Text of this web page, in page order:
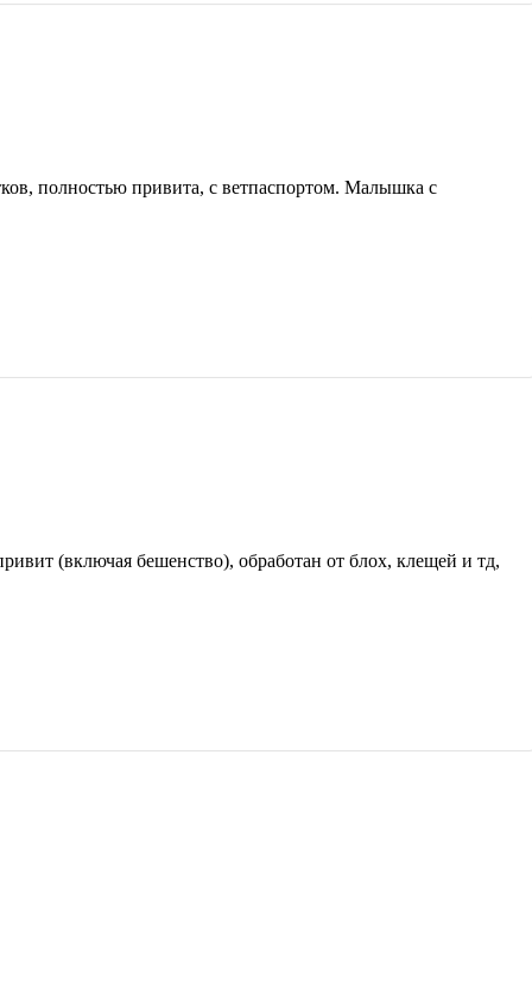
полностью привита, с ветпаспортом. Малышка с
(включая бешенство), обработан от блох, клещей и тд,